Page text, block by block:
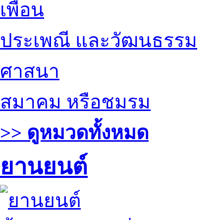
เพื่อน
ประเพณี และวัฒนธรรม
ศาสนา
สมาคม หรือชมรม
>> ดูหมวดทั้งหมด
ยานยนต์